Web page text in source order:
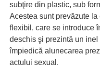
subţire din plastic, sub
Acestea sunt prevăzute
flexibil, care se introduce
deschis şi prezintă un
împiedică alunecarea
actului sexual.